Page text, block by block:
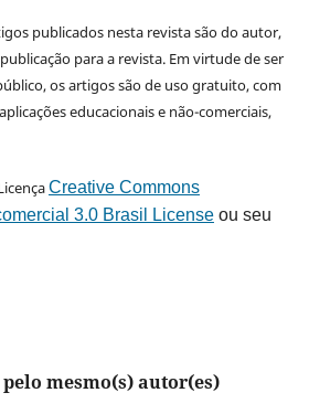
publicados nesta revista são do autor,
para a revista. Em virtude de ser
os artigos são de uso gratuito, com
educacionais e não-comerciais,
Creative Commons
3.0 Brasil Licenseou seu
mesmo(s) autor(es)